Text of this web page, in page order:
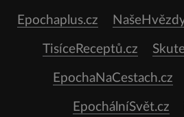
Epochaplus.cz
TisíceReceptů.cz
EpochaNaCestach.cz
EpochálníSvět.cz